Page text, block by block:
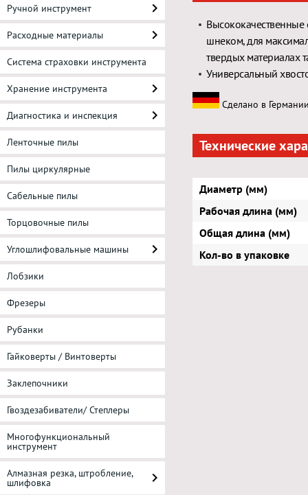
Ручной инструмент
Расходные материалы
Система страховки инструмента
Хранение инструмента
Диагностика и инспекция
Ленточные пилы
Пилы циркулярные
Сабельные пилы
Торцовочные пилы
Углошлифовальные машины
Лобзики
Фрезеры
Рубанки
Гайковерты / Винтоверты
Заклепочники
Гвоздезабиватели/ Степлеры
Многофункциональный
инструмент
Алмазная резка, штробление,
шлифовка
шнеком, для
твердых материалах
Универсальный
Сделано в
Технические
Диаметр (мм)
Рабочая длина (мм)
Общая длина (мм)
Кол-во в упаковке